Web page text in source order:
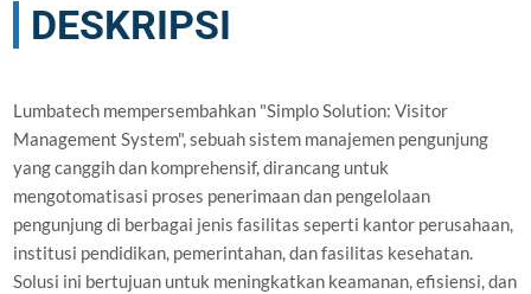
DESKRIPSI
Lumbatech mempersembahkan "Simplo Solution: Visitor
Management System", sebuah sistem manajemen pengunjung
yang canggih dan komprehensif, dirancang untuk
mengotomatisasi proses penerimaan dan pengelolaan
pengunjung di berbagai jenis fasilitas seperti kantor perusahaan,
institusi pendidikan, pemerintahan, dan fasilitas kesehatan.
Solusi ini bertujuan untuk meningkatkan keamanan, efisiensi, dan